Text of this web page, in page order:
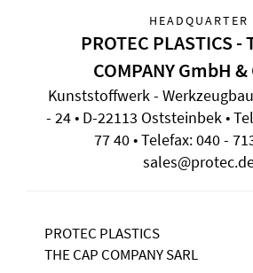
HEADQUARTER
PROTEC PLASTICS -
COMPANY GmbH &
Kunststoffwerk -
- 24 • D-22113 Oststeinbek •
77 40 • Telefax: 040 -
PROTEC PLASTICS
THE CAP COMPANY SARL